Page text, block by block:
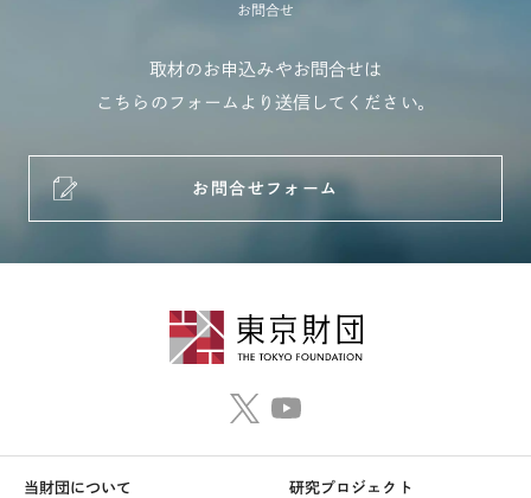
お問合せ
取材のお申込みやお問合せは
こちらのフォームより送信してください。
お問合せフォーム
当財団について 研究プロジェクト